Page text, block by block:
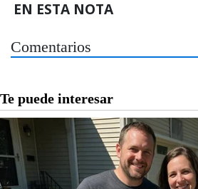
EN ESTA NOTA
Comentarios